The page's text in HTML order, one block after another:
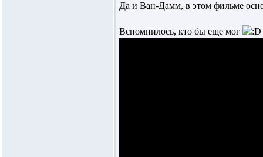
Да и Ван-Дамм, в этом фильме
Вспомнилось, кто бы еще мог